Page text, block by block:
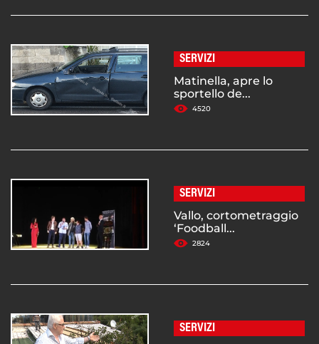
SERVIZI
Matinella, apre lo
sportello de...
4520
SERVIZI
Vallo, cortometraggio
‘Foodball...
2824
SERVIZI